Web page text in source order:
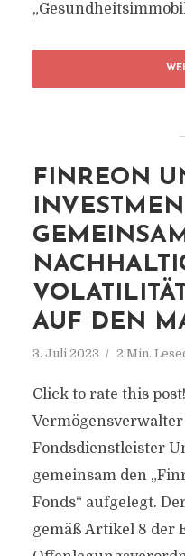
FINREON
AUF DEN
3. Juli 2023 2 Min.
Click to rate this
Fondsdienstleister
gemeinsam den
Fonds“ aufgelegt.
gemäß Artikel 8 der